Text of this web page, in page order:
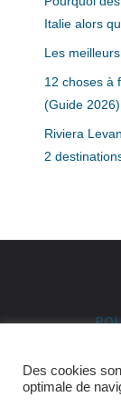
Italie alors
Les
12 choses à
(Guide 2026)
Riviera
2
Des cookies
optimale de